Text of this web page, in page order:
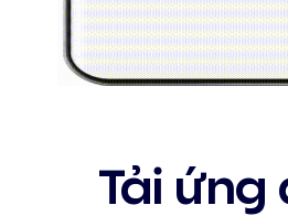
Tải ứng